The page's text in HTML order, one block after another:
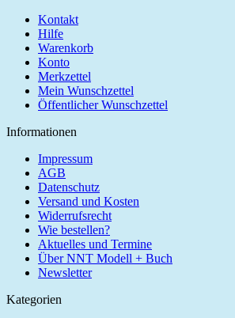
Kontakt
Hilfe
Warenkorb
Konto
Merkzettel
Mein Wunschzettel
Öffentlicher Wunschzettel
Informationen
Impressum
AGB
Datenschutz
Versand und Kosten
Widerrufsrecht
Wie bestellen?
Aktuelles und Termine
Über NNT Modell + Buch
Newsletter
Kategorien